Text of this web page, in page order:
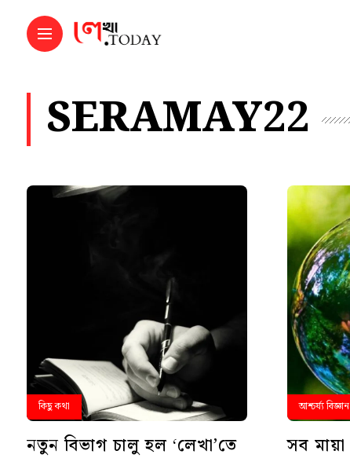
SERAMAY22
কিছু কথা
নতুন বিভাগ চালু হল ‘লেখা’তে
আশ্চর্য্য বিজ্ঞান
সব মায়া